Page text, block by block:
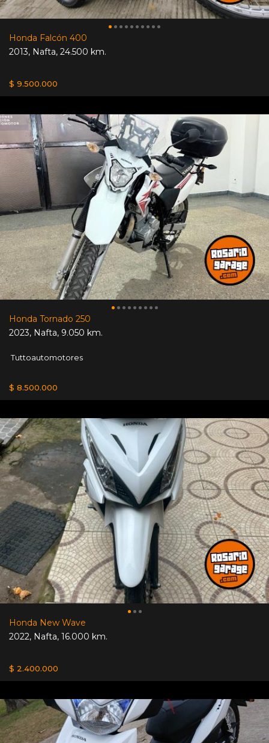
Honda Falcón 400
2013, Nafta, 24.500 km.
$ 9.500.000
Honda Tornado 250
2023, Nafta, 9.050 km.
Tuttoautomotores
$ 8.500.000
Honda New Wave
2022, Nafta, 16.000 km.
$ 2.400.000